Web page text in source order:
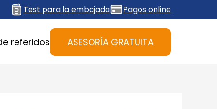
Test para la embajada Pagos online
referidos ASESORÍA GRATUITA